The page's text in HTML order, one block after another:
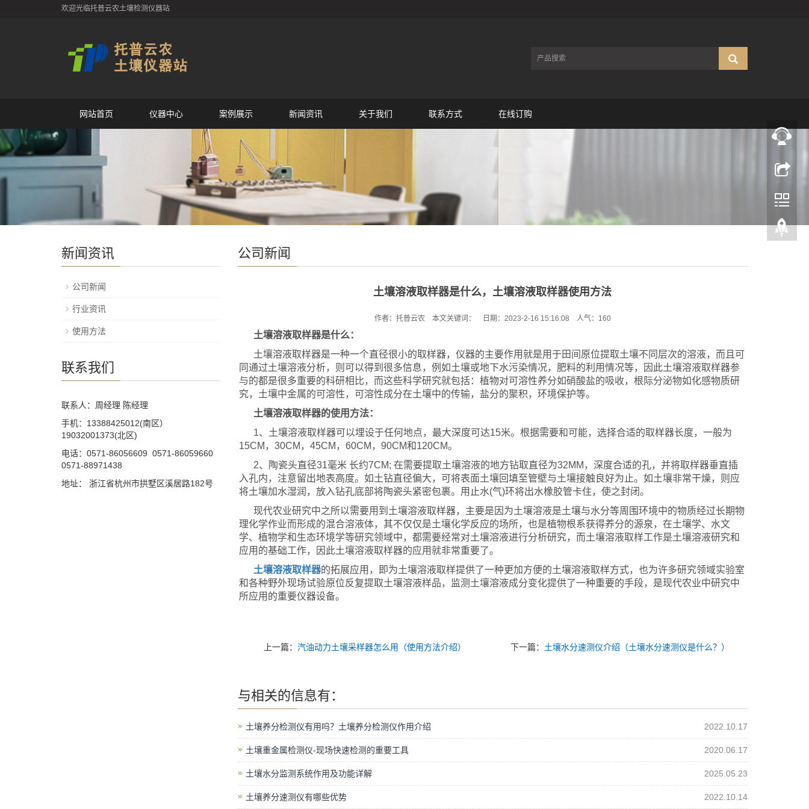
欢迎光临托普云农土壤检测仪器站
网站首页 仪器中心 案例展示 新闻资讯 关于我们 联系方式 在线订购
公司新闻
土壤溶液取样器是什么，土壤溶液取样器使用方法
作者：托普云农 本文关键词： 日期：2023-2-16 15:16:08 人气： 160
土壤溶液取样器是什么：
土壤溶液取样器是一种一个直径很小的取样器，仪器的主要作用就是用于田间原位提取土壤不同层次的溶液，而且可
同通过土壤溶液分析，则可以得到很多信息，例如土壤或地下水污染情况，肥料的利用情况等，因此土壤溶液取样器参
与的都是很多重要的科研相比，而这些科学研究就包括：植物对可溶性养分如硝酸盐的吸收，根际分泌物如化感物质研
究，土壤中金属的可溶性，可溶性成分在土壤中的传输，盐分的聚积，环境保护等。
土壤溶液取样器的使用方法：
1、土壤溶液取样器可以埋设于任何地点，最大深度可达15米。根据需要和可能，选择合适的取样器长度，一般为
15CM，30CM，45CM，60CM，90CM和120CM。
2、陶瓷头直径31毫米 长约7CM; 在需要提取土壤溶液的地方钻取直径为32MM，深度合适的孔，并将取样器垂直插
入孔内，注意留出地表高度。如土钻直径偏大，可将表面土壤回填至管壁与土壤接触良好为止。如土壤非常干燥，则应
将土壤加水湿润，放入钻孔底部将陶瓷头紧密包裹。用止水(气)环将出水橡胶管卡住，使之封闭。
现代农业研究中之所以需要用到土壤溶液取样器，主要是因为土壤溶液是土壤与水分等周围环境中的物质经过长期物
理化学作业而形成的混合溶液体，其不仅仅是土壤化学反应的场所，也是植物根系获得养分的源泉，在土壤学、水文
学、植物学和生态环境学等研究领域中，都需要经常对土壤溶液进行分析研究，而土壤溶液取样工作是土壤溶液研究和
应用的基础工作，因此土壤溶液取样器的应用就非常重要了。
土壤溶液取样器的拓展应用，即为土壤溶液取样提供了一种更加方便的土壤溶液取样方式，也为许多研究领域实验室
和各种野外现场试验原位反复提取土壤溶液样品，监测土壤溶液成分变化提供了一种重要的手段，是现代农业中研究中
所应用的重要仪器设备。
上一篇：汽油动力土壤采样器怎么用（使用方法介绍） 下一篇： 土壤水分速测仪介绍（土壤水分速测仪是什么？）
与相关的信息有：
土壤养分检测仪有用吗？土壤养分检测仪作用介绍 2022.10.17
土壤重金属检测仪-现场快速检测的重要工具 2020.06.17
土壤水分监测系统作用及功能详解 2025.05.23
土壤养分速测仪有哪些优势 2022.10.14
新闻资讯
公司新闻
行业资讯
使用方法
联系我们
联系人：周经理 陈经理
手机：13388425012(南区）
19032001373(北区)
电话：0571-86056609 0571-86059660
0571-88971438
地址： 浙江省杭州市拱墅区溪居路182号